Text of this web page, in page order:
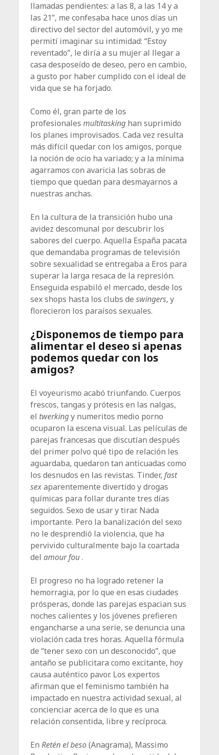
llamadas pendientes: a las 8, a las 14 y a
las 21”, me confesaba hace unos días un
directivo del sector del automóvil, y yo me
permití imaginar su intimidad: “Estoy
reventado”, le diría a su mujer al llegar a
casa desposeído de deseo, pero en cambio,
a gusto por haber cumplido con el ideal de
vida que se ha forjado.
Como él, gran parte de los
profesionales multitasking han suprimido
los planes improvisados. Cada vez resulta
más difícil quedar con los amigos, porque
la noción de ocio ha variado; y a la mínima
agarramos con avaricia las sobras de
tiempo que quedan para desmayarnos a
nuestras anchas.
En la cultura de la transición hubo una
avidez descomunal por descubrir los
sabores del cuerpo. Aquella España pacata
que demandaba programas de televisión
sobre sexualidad se entregaba a Eros para
superar la larga resaca de la represión.
Enseguida espabiló el mercado, desde los
sex shops hasta los clubs de swingers, y
florecieron los paraísos sexuales.
¿Disponemos de tiempo para
alimentar el deseo si apenas
podemos quedar con los
amigos?
El voyeurismo acabó triunfando. Cuerpos
frescos, tangas y prótesis en las nalgas,
el twerkingy numeritos medio porno
ocuparon la escena visual. Las películas de
parejas francesas que discutían después
del primer polvo qué tipo de relación les
aguardaba, quedaron tan anticuadas como
los desnudos en las revistas. Tinder, fast
sexaparentemente divertido y drogas
químicas para follar durante tres días
seguidos. Sexo de usar y tirar. Nada
importante. Pero la banalización del sexo
no le desprendió la violencia, que ha
pervivido culturalmente bajo la coartada
del amour fou.
El progreso no ha logrado retener la
hemorragia, por lo que en esas ciudades
prósperas, donde las parejas espacian sus
noches calientes y los jóvenes prefieren
engancharse a una serie, se denuncia una
violación cada tres horas. Aquella fórmula
de “tener sexo con un desconocido”, que
antaño se publicitara como excitante, hoy
causa auténtico pavor. Los expertos
afirman que el feminismo también ha
impactado en nuestra actividad sexual, al
concienciar acerca de lo que es una
relación consentida, libre y recíproca.
En Retén el beso(Anagrama), Massimo